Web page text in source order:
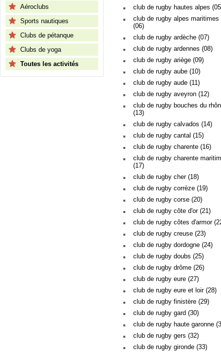
Aéroclubs
Sports nautiques
Clubs de pétanque
Clubs de yoga
Toutes les activités
club de rugby hautes alpes
club de rugby alpes maritimes
(06)
club de rugby ardèche (07)
club de rugby ardennes (08)
club de rugby ariège (09)
club de rugby aube (10)
club de rugby aude (11)
club de rugby aveyron (12)
club de rugby bouches du
(13)
club de rugby calvados (14)
club de rugby cantal (15)
club de rugby charente (16)
club de rugby charente
(17)
club de rugby cher (18)
club de rugby corrèze (19)
club de rugby corse (20)
club de rugby côte d'or (21)
club de rugby côtes d'armor
club de rugby creuse (23)
club de rugby dordogne (24)
club de rugby doubs (25)
club de rugby drôme (26)
club de rugby eure (27)
club de rugby eure et loir (28)
club de rugby finistère (29)
club de rugby gard (30)
club de rugby haute garonne
club de rugby gers (32)
club de rugby gironde (33)